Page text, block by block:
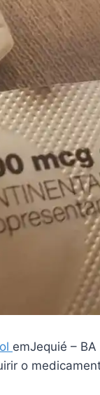
emJequié –
o